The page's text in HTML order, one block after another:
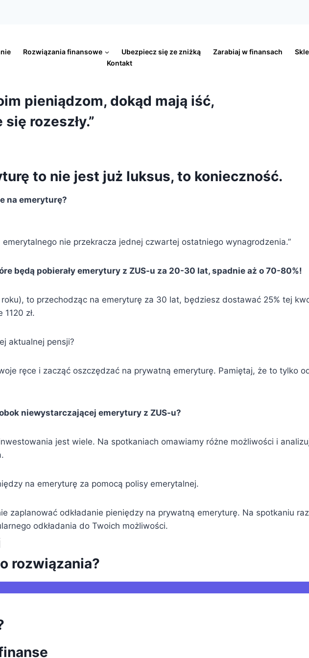
Rozwiązania finansowe Ubezpiecz się ze zniżką Zarabiaj w finansach
Kontakt
pieniądzom, dokąd mają iść,
rozeszły.”
to nie jest już luksus, to konieczność.
na emeryturę?
nie przekracza jednej czwartej ostatniego wynagrodzenia.”
będą pobierały emerytury z ZUS-u za 20-30 lat, spadnie aż o 70-80%!
to przechodząc na emeryturę za 30 lat, będziesz dostawać 25% tej
zł.
aktualnej pensji?
ręce i zacząć oszczędzać na prywatną emeryturę. Pamiętaj, że to tylko
niewystarczającej emerytury z ZUS-u?
jest wiele. Na spotkaniach omawiamy różne możliwości i
na emeryturę za pomocą polisy emerytalnej.
zaplanować odkładanie pieniędzy na prywatną emeryturę. Na spotkaniu
odkładania do Twoich możliwości.
rozwiązania?